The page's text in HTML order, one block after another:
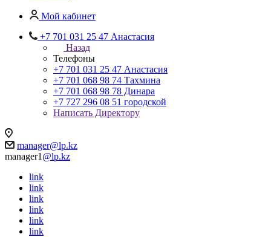
Мой кабинет
+7 701 031 25 47 Анастасия
Назад
Телефоны
+7 701 031 25 47 Анастасия
+7 701 068 98 74 Тахмина
+7 701 068 98 78 Динара
+7 727 296 08 51 городской
Написать Директору
manager@lp.kz
manager1 @lp.kz
link
link
link
link
link
link